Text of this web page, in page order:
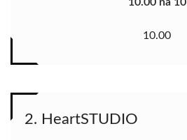
10.00 na 10
10.00
2. HeartSTUDIO